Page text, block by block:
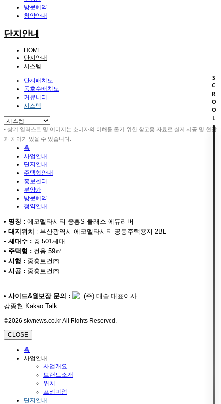
방문예약
청약안내
단지안내
HOME
단지안내
시스템
단지배치도
동호수배치도
커뮤니티
시스템
• 상기 일러스트 및 이미지는 소비자의 이해를 돕기 위한 참고용 자료로 실제 시공 및 현장
과 차이가 있을 수 있습니다.
홈
사업안내
단지안내
주택형안내
홍보센터
분양가
방문예약
청약안내
• 명칭 : 에코델타시티 중흥S-클래스 에듀리버
• 대지위치 : 부산광역시 에코델타시티 공동주택용지 2BL
• 세대수 : 총 501세대
• 주택형 : 전용 59㎡
• 시행 : 중흥토건㈜
• 시공 : 중흥토건㈜
• 사이드&월보장 문의 :
(주) 대숲 대표이사
강종현 Kakao Talk
©2026 skynews.co.kr All Rights Reserved.
CLOSE
홈
사업안내
사업개요
브랜드소개
위치
프리미엄
단지안내
SCROOL